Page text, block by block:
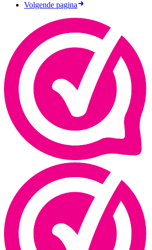
Volgende pagina